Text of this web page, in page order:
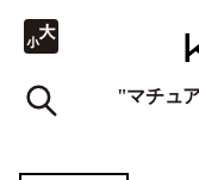
"マチュ